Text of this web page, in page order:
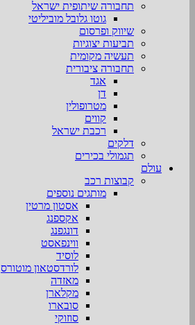
תחבורה שיתופית ישראל
גוטו גלובל מוביליטי
שיווק ופרסום
תביעות יצוגיות
תעשיה מקומית
תחבורה ציבורית
אגד
דן
מטרופולין
קווים
רכבת ישראל
דלקים
תגמולי בכירים
עולם
קבוצות רכב
מותגים נוספים
אסטון מרטין
אקספנג
דונגפנג
ווינפאסט
לוסיד
לורדסטאון מוטורס
מאזדה
מקלארן
סובארו
סוזוקי